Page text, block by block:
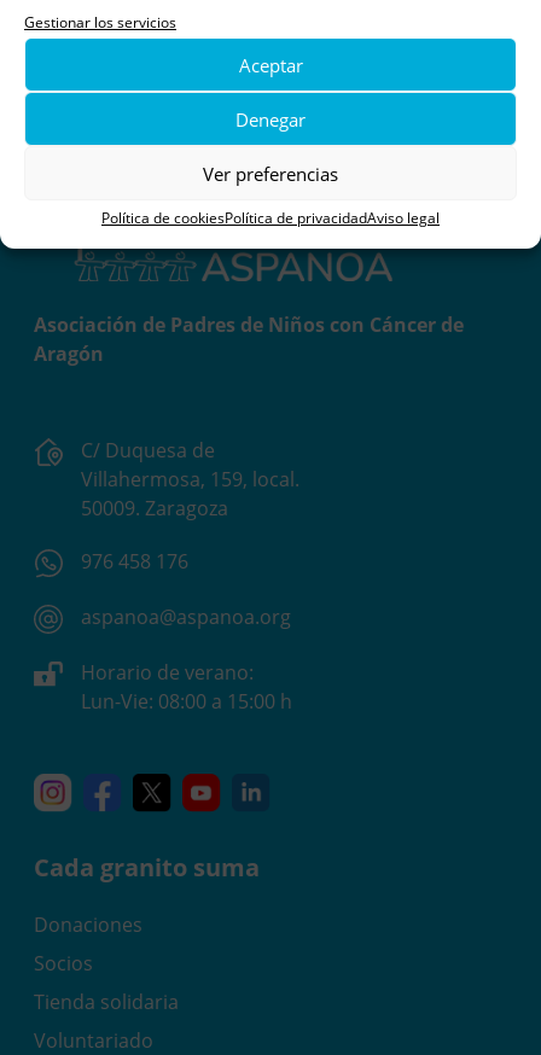
Gestionar los servicios
Aceptar
Denegar
Ver preferencias
Política de cookiesPolítica de privacidadAviso legal
Asociación de Padres de Niños con Cáncer de
Aragón
C/ Duquesa de
Villahermosa, 159, local.
50009. Zaragoza
976 458 176
aspanoa@aspanoa.org
Horario de verano:
Lun-Vie: 08:00 a 15:00 h
InstagramFacebook
X YouTube
Cada granito suma
Donaciones
Socios
Tienda solidaria
Voluntariado